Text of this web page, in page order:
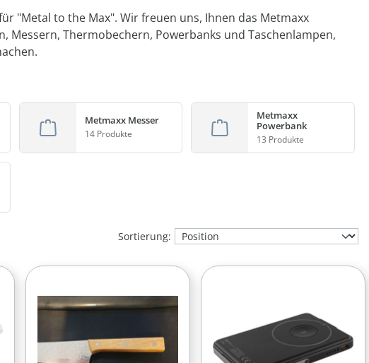
"Metal to the Max". Wir freuen uns, Ihnen das Metmaxx
Thermobechern, Powerbanks und Taschenlampen,
Metmaxx Messer
14 Produkte
Metmaxx
Powerbank
13 Produkte
Sortierung: